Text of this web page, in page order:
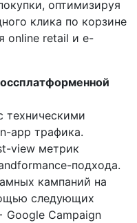
оптимизируя
клика по корзине
online retail и e-
техническими
app трафика.
view метрик
подхода.
кампаний на
следующих
Google Campaign